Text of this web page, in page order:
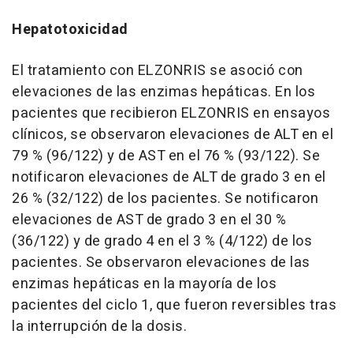
Hepatotoxicidad
El tratamiento con ELZONRIS se asoció con
elevaciones de las enzimas hepáticas. En los
pacientes que recibieron ELZONRIS en ensayos
clínicos, se observaron elevaciones de ALT en el
79 % (96/122) y de AST en el 76 % (93/122). Se
notificaron elevaciones de ALT de grado 3 en el
26 % (32/122) de los pacientes. Se notificaron
elevaciones de AST de grado 3 en el 30 %
(36/122) y de grado 4 en el 3 % (4/122) de los
pacientes. Se observaron elevaciones de las
enzimas hepáticas en la mayoría de los
pacientes del ciclo 1, que fueron reversibles tras
la interrupción de la dosis.